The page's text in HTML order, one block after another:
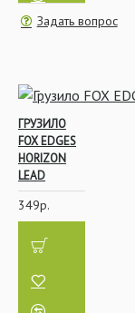
Задать вопрос
ГРУЗИЛО
FOX EDGES
HORIZON
LEAD
349р.